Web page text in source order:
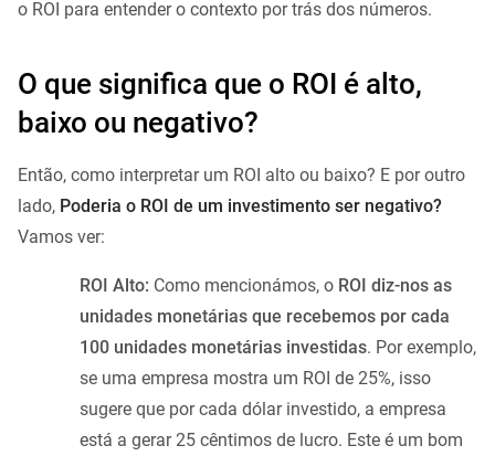
o ROI para entender o contexto por trás dos números.
O que significa que o ROI é alto,
baixo ou negativo?
Então, como interpretar um ROI alto ou baixo? E por outro
lado, Poderia o ROI de um investimento ser negativo?
Vamos ver:
ROI Alto: Como mencionámos, o ROI diz-nos as
unidades monetárias que recebemos por cada
100 unidades monetárias investidas. Por exemplo,
se uma empresa mostra um ROI de 25%, isso
sugere que por cada dólar investido, a empresa
está a gerar 25 cêntimos de lucro. Este é um bom